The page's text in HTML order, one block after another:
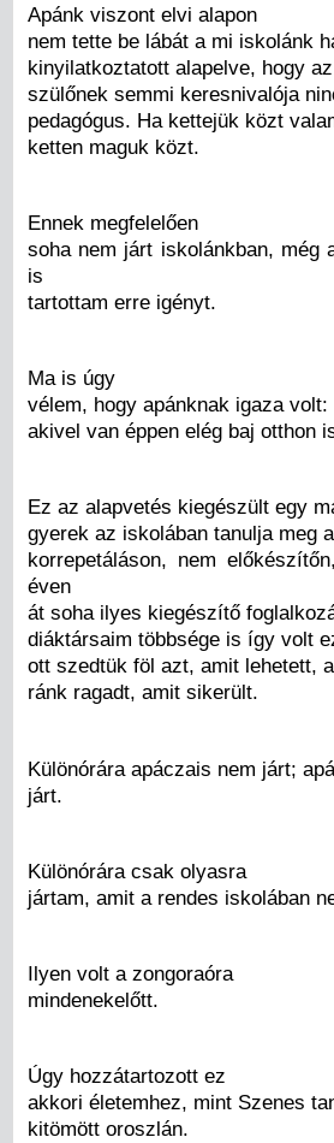
Apánk viszont elvi alapon
nem tette be lábát a mi iskolánk
kinyilatkoztatott alapelve, hogy
szülőnek semmi keresnivalója
pedagógus. Ha kettejük közt
ketten maguk közt.
Ennek megfelelően
soha nem járt iskolánkban, még
is
tartottam erre igényt.
Ma is úgy
vélem, hogy apánknak igaza
akivel van éppen elég baj otthon
Ez az alapvetés kiegészült egy
gyerek az iskolában tanulja meg
korrepetáláson, nem
éven
át soha ilyes kiegészítő
diáktársaim többsége is így volt
ott szedtük föl azt, amit lehetett,
ránk ragadt, amit sikerült.
Különórára apáczais nem járt;
járt.
Különórára csak olyasra
jártam, amit a rendes iskolában
Ilyen volt a zongoraóra
mindenekelőtt.
Úgy hozzátartozott ez
akkori életemhez, mint Szenes
kitömött oroszlán.